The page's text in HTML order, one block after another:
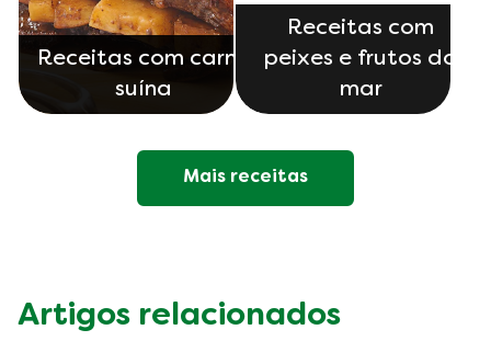
Receitas com carne
suína
Receitas com
peixes e frutos do
mar
Mais receitas
Artigos relacionados